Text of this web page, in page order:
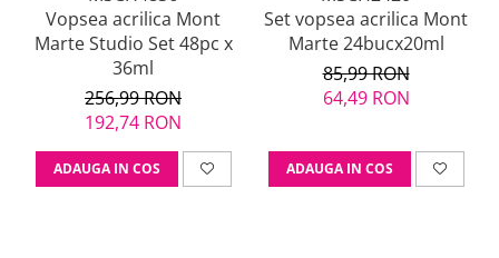
Vopsea acrilica Mont
Marte Studio Set 48pc x
36ml
256,99 RON
192,74 RON
ADAUGA IN COS
Set vopsea acrilica Mont
Marte 24bucx20ml
85,99 RON
64,49 RON
ADAUGA IN COS